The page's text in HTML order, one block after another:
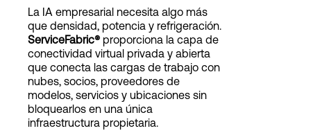
Acerca de
Language
Login
La IA empresarial necesita algo más
que densidad, potencia y refrigeración.
ServiceFabric® proporciona la capa de
conectividad virtual privada y abierta
que conecta las cargas de trabajo con
nubes, socios, proveedores de
modelos, servicios y ubicaciones sin
bloquearlos en una única
infraestructura propietaria.